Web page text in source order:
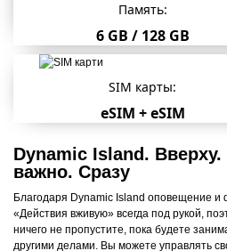
Память:
6 GB / 128 GB
SIM карты:
eSIM + eSIM
Dynamic Island. Вверху.
важно. Сразу
Благодаря Dynamic Island оповещение и
«Действия вживую» всегда под рукой,
ничего не пропустите, пока будете
другими делами. Вы можете управлять